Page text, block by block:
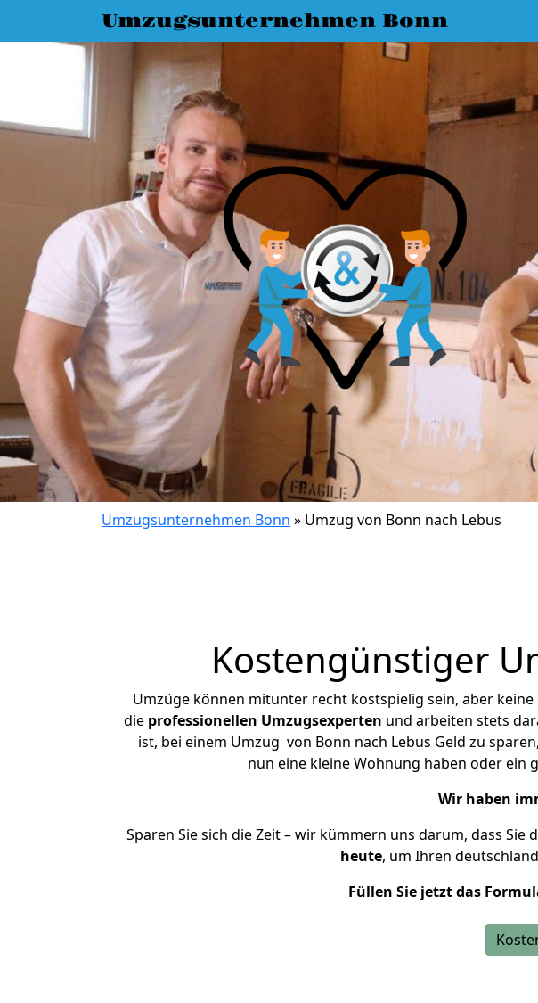
Umzugsunternehmen Bonn
Umzugsunternehmen Bonn » Umzug von Bonn nach Lebus
Kostengünstiger
Umzüge können mitunter recht kostspielig sein, aber
die professionellen Umzugsexperten und arbeiten stets
ist, bei einem Umzug von Bonn nach Lebus Geld zu
nun eine kleine Wohnung haben oder ein
Wir haben
Sparen Sie sich die Zeit – wir kümmern uns darum, dass Sie
heute, um Ihren
Füllen Sie jetzt das